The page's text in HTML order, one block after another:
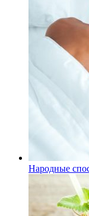
Народные